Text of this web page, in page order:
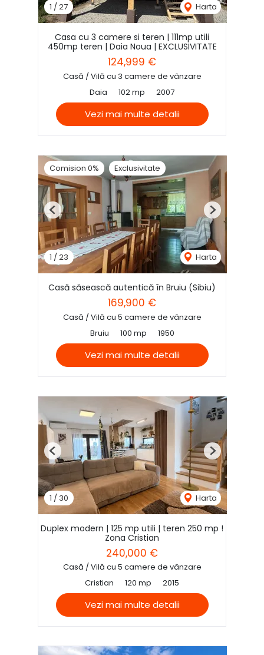
1 /27 Harta
Casa cu 3 camere si teren | 111mp utili
450mp teren | Daia Noua | EXCLUSIVITATE
124,999 €
Casă / Vilă cu 3 camere de vânzare
Daia
102 mp 2007
Vezi mai multe detalii
Comision 0% Exclusivitate
1 /23 Harta
Previous Next
Casă săsească autentică în Bruiu (Sibiu)
169,900 €
Casă / Vilă cu 5 camere de vânzare
Bruiu
100 mp 1950
Vezi mai multe detalii
1 / 30 Harta
Previous Next
Duplex modern | 125 mp utili | teren 250 mp !
Zona Cristian
240,000 €
Casă / Vilă cu 5 camere de vânzare
Cristian
120 mp 2015
Vezi mai multe detalii